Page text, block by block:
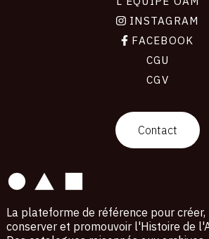
INSTAGRAM
FACEBOOK
CGU
CGV
Contact
La plateforme de référence pour créer,
conserver et promouvoir l'Histoire de